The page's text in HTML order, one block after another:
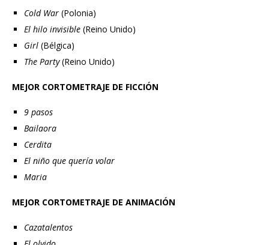
Cold War (Polonia)
El hilo invisible (Reino Unido)
Girl (Bélgica)
The Party(Reino Unido)
MEJOR CORTOMETRAJE DE FICCIÓN
9 pasos
Bailaora
Cerdita
El niño que quería volar
Maria
MEJOR CORTOMETRAJE DE ANIMACIÓN
Cazatalentos